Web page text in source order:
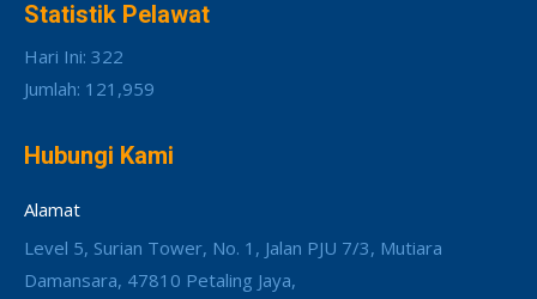
Statistik Pelawat
Hari Ini: 322
Jumlah: 121,959
Hubungi Kami
Alamat
Level 5, Surian Tower, No. 1, Jalan PJU 7/3, Mutiara
Damansara, 47810 Petaling Jaya,